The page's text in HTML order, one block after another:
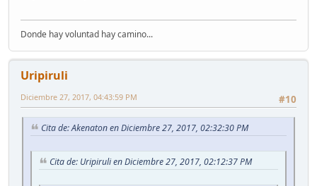
Donde hay voluntad hay camino...
Uripiruli
#10
Diciembre 27, 2017, 04:43:59 PM
Cita de: Akenaton en Diciembre 27, 2017, 02:32:30 PM
Cita de: Uripiruli en Diciembre 27, 2017, 02:12:37 PM